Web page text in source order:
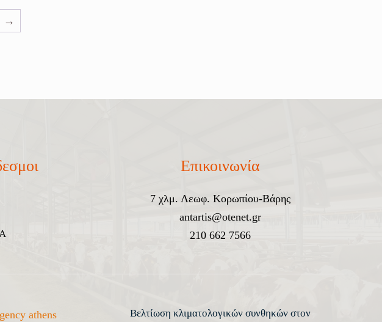
→
Επικοινωνία
7 χλμ. Λεωφ. Κορωπίου-Βάρης
antartis@otenet.gr
210 662 7566
Βελτίωση κλιματολογικών συνθηκών στον